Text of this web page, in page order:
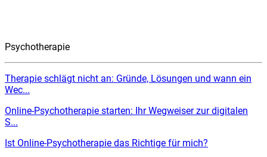
Psychotherapie
Therapie schlägt nicht an: Gründe, Lösungen und wann ein
Wec...
Online-Psychotherapie starten: Ihr Wegweiser zur digitalen
S...
Ist Online-Psychotherapie das Richtige für mich?